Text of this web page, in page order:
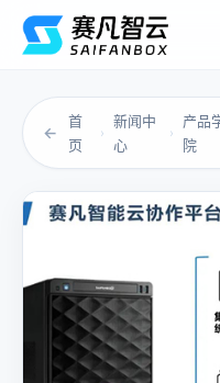
←
首
页
›
新闻中
心
›
产品
院